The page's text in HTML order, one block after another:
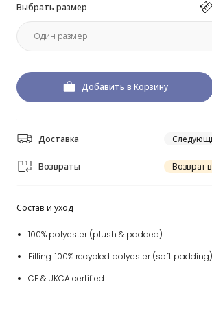
Выбрать размер
Добавить в Корзину
Доставка
Возвраты Возврат
Состав и уход
100% polyester (plush & padded)
Filling: 100% recycled polyester (soft padding)
CE & UKCA certified